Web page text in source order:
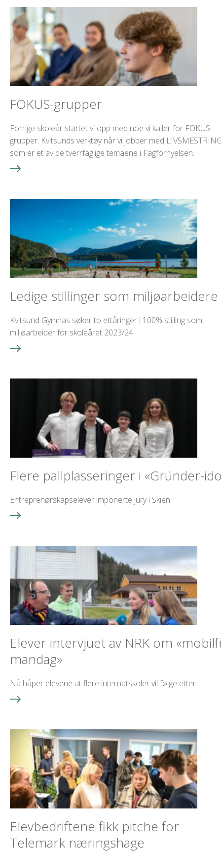
FOKUS-grupper
Forrige skoleår startet vi opp med noe vi kaller for FOKUS-
grupper. Kvitsunds verktøy når vi jobber med
som er et av de tverrfaglige temaene i Fagfornyelsen.
Ledige stillinger som miljøarbeidere
Kvitsund Gymnas søker to ettåringer i 100% stilling som
miljøarbeider for skoleåret 2023/24
Flere pallplasseringer i «Gründer-
Entreprenørskapselever imponerte jury i Skien
Elever intervjuet av NRK om
mandag»
Nå håper elevene at flere internatskoler vil følge etter.
Elevbedriftene fikk pitche for
Telemark næringshage